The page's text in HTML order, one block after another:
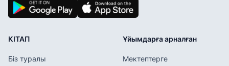
КІТАП
Біз туралы
Ұйымдарға арналған
Мектептерге